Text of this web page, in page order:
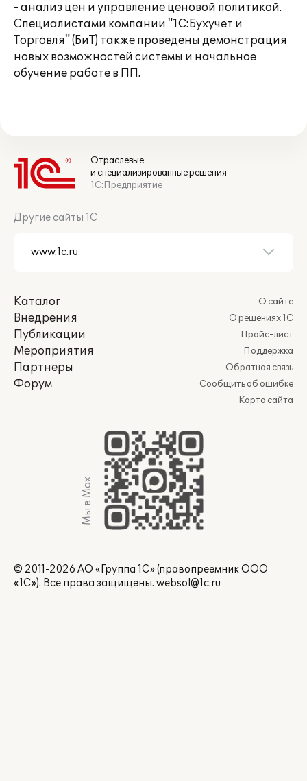
- анализ цен и управление ценовой политикой.
Специалистами компании "1С:Бухучет и
Торговля" (БиТ) также проведены демонстрация
новых возможностей системы и начальное
обучение работе в ПП.
Отраслевые
и специализированные решения
1С:Предприятие
Другие сайты 1С
Каталог
Внедрения
Публикации
Мероприятия
Партнеры
Форум
О сайте
О решениях 1С
Прайс-лист
Поддержка
Обратная связь
Сообщить об ошибке
Карта сайта
Мы в Max
© 2011-2026 АО «Группа 1С» (правопреемник ООО
«1С»). Все права защищены. websol@1c.ru